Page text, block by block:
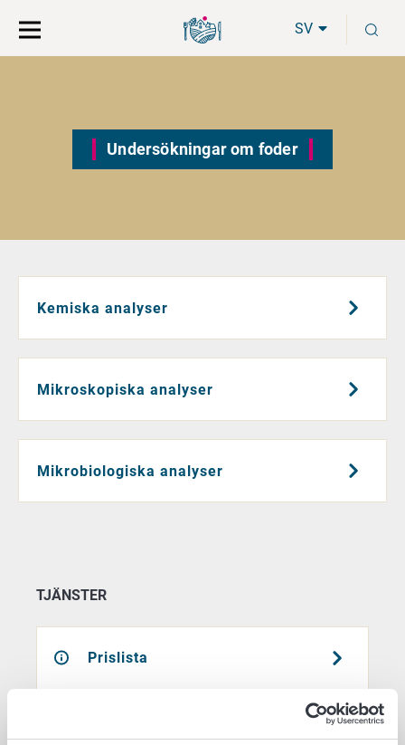
direkt
till
på
hela
SV
Undersökningar om foder
Kemiska analyser
Mikroskopiska analyser
Mikrobiologiska analyser
TJÄNSTER
Prislista